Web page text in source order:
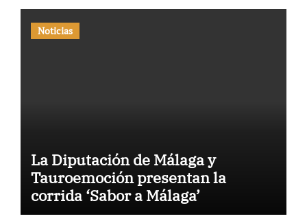
Noticias
La Diputación de Málaga y
Tauroemoción presentan la
corrida ‘Sabor a Málaga’